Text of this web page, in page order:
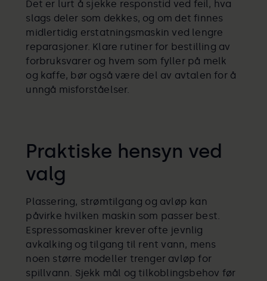
Det er lurt å sjekke responstid ved feil, hva
slags deler som dekkes, og om det finnes
midlertidig erstatningsmaskin ved lengre
reparasjoner. Klare rutiner for bestilling av
forbruksvarer og hvem som fyller på melk
og kaffe, bør også være del av avtalen for å
unngå misforståelser.
Praktiske hensyn ved
valg
Plassering, strømtilgang og avløp kan
påvirke hvilken maskin som passer best.
Espressomaskiner krever ofte jevnlig
avkalking og tilgang til rent vann, mens
noen større modeller trenger avløp for
spillvann. Sjekk mål og tilkoblingsbehov før